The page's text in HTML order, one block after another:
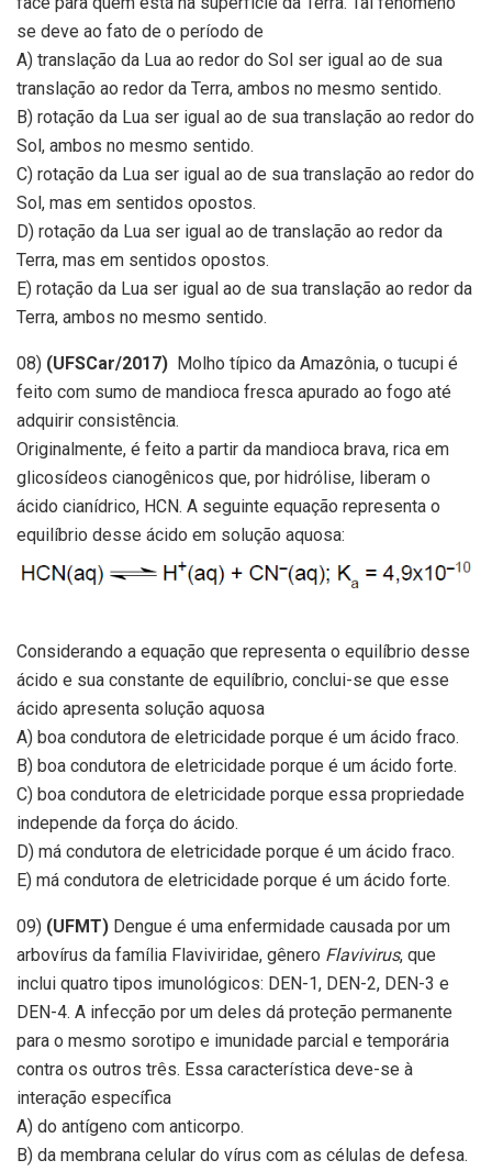
se deve ao fato de o período de
A) translação da Lua ao redor do Sol ser igual ao de sua
translação ao redor da Terra, ambos no mesmo sentido.
B) rotação da Lua ser igual ao de sua translação ao redor do
Sol, ambos no mesmo sentido.
C) rotação da Lua ser igual ao de sua translação ao redor do
Sol, mas em sentidos opostos.
D) rotação da Lua ser igual ao de translação ao redor da
Terra, mas em sentidos opostos.
E) rotação da Lua ser igual ao de sua translação ao redor da
Terra, ambos no mesmo sentido.
08) (UFSCar/2017) Molho típico da Amazônia, o tucupi é
feito com sumo de mandioca fresca apurado ao fogo até
adquirir consistência.
Originalmente, é feito a partir da mandioca brava, rica em
glicosídeos cianogênicos que, por hidrólise, liberam o
ácido cianídrico, HCN. A seguinte equação representa o
equilíbrio desse ácido em solução aquosa:
Considerando a equação que representa o equilíbrio desse
ácido e sua constante de equilíbrio, conclui-se que esse
ácido apresenta solução aquosa
A) boa condutora de eletricidade porque é um ácido fraco.
B) boa condutora de eletricidade porque é um ácido forte.
C) boa condutora de eletricidade porque essa propriedade
independe da força do ácido.
D) má condutora de eletricidade porque é um ácido fraco.
E) má condutora de eletricidade porque é um ácido forte.
09) (UFMT) Dengue é uma enfermidade causada por um
arbovírus da família Flaviviridae, gênero Flavivirus, que
inclui quatro tipos imunológicos: DEN-1, DEN-2, DEN-3 e
DEN-4. A infecção por um deles dá proteção permanente
para o mesmo sorotipo e imunidade parcial e temporária
contra os outros três. Essa característica deve-se à
interação específica
A) do antígeno com anticorpo.
B) da membrana celular do vírus com as células de defesa.